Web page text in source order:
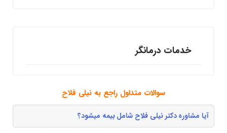
خدمات درمانگر
سوالات متداول راجع به نیلی فلاح
آیا مشاوره دکتر نیلی فلاح شامل بیمه میشود؟